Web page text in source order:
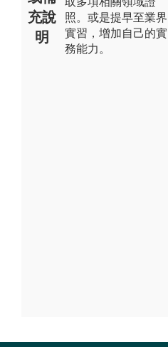
充說
明
照。或是提早至業界
實習，增加自己的實
務能力。